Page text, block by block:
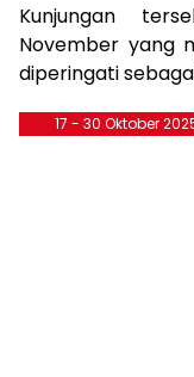
Kunjungan
November yang
diperingati
17 - 30 Oktober